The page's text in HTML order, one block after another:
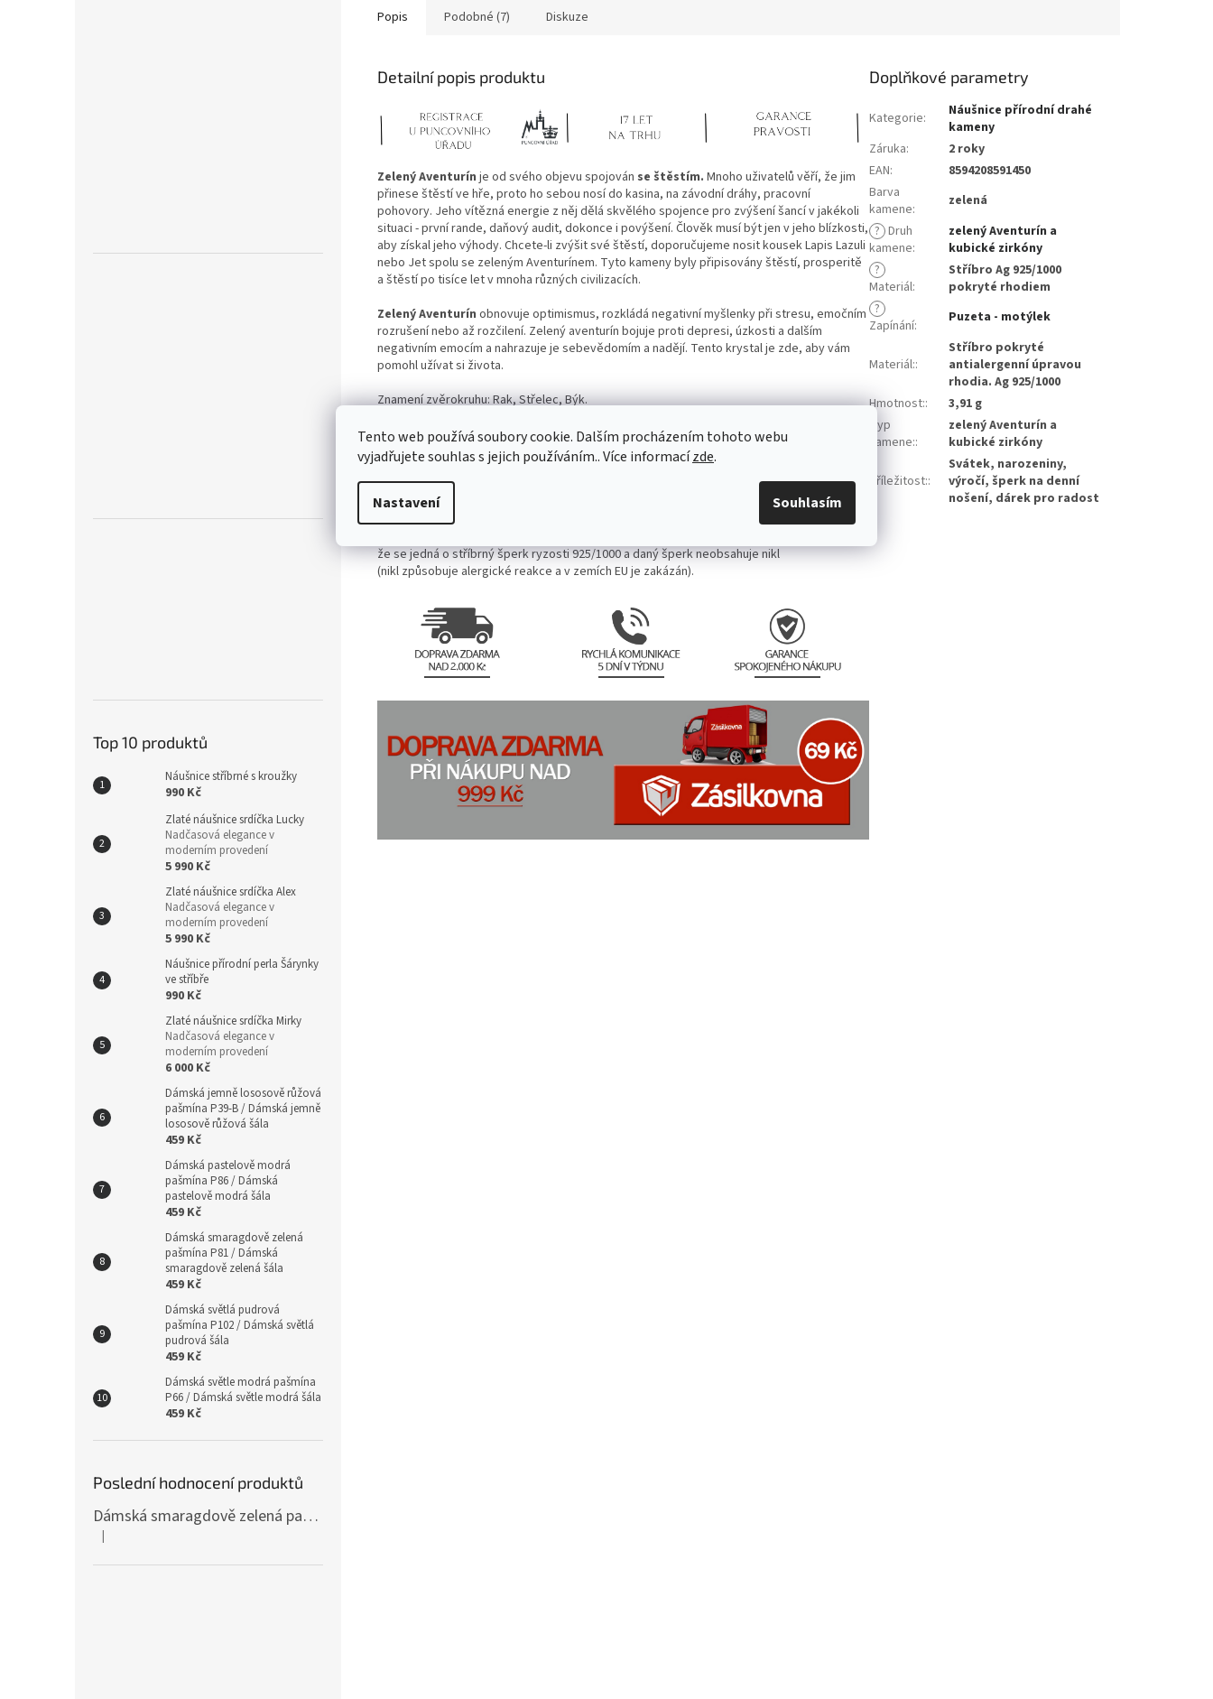
Tento web používá soubory cookie. Dalším procházením tohoto webu
vyjadřujete souhlas s jejich používáním.. Více informacízde.
Nastavení Souhlasím
Top 10 produktů
Náušnice stříbrné s kroužky
990 Kč
Zlaté náušnice srdíčka Lucky
Nadčasová elegance v
moderním provedení
5 990 Kč
Zlaté náušnice srdíčka Alex
Nadčasová elegance v
moderním provedení
5 990 Kč
Náušnice přírodní perla Šárynky
ve stříbře
990 Kč
Zlaté náušnice srdíčka Mirky
Nadčasová elegance v
moderním provedení
6 000 Kč
Dámská jemně lososově růžová
pašmína P39-B / Dámská jemně
lososově růžová šála
459 Kč
Dámská pastelově modrá
pašmína P86 / Dámská
pastelově modrá šála
459 Kč
Dámská smaragdově zelená
pašmína P81 / Dámská
smaragdově zelená šála
459 Kč
Dámská světlá pudrová
pašmína P102 / Dámská světlá
pudrová šála
459 Kč
Dámská světle modrá pašmína
P66 / Dámská světle modrá šála
459 Kč
Poslední hodnocení produktů
Dámská smaragdově zelená pašmína P81 / Dámská smaragdově zelená šála
Hodnocení produktu je 4 z 5 hvězdiček.
|
Popis Podobné (7) Diskuze
Detailní popis produktu
Zelený Aventurín je od svého objevu spojován se štěstím. Mnoho uživatelů věří, že jim
přinese štěstí ve hře, proto ho sebou nosí do kasina, na závodní dráhy, pracovní
pohovory. Jeho vítězná energie z něj dělá skvělého spojence pro zvýšení šancí v jakékoli
situaci - první rande, daňový audit, dokonce i povýšení. Člověk musí být jen v jeho blízkosti,
aby získal jeho výhody. Chcete-li zvýšit své štěstí, doporučujeme nosit kousek Lapis Lazuli
nebo Jet spolu se zeleným Aventurínem. Tyto kameny byly připisovány štěstí, prosperitě
a štěstí po tisíce let v mnoha různých civilizacích.
Zelený Aventurín obnovuje optimismus, rozkládá negativní myšlenky při stresu, emočním
rozrušení nebo až rozčilení. Zelený aventurín bojuje proti depresi, úzkosti a dalším
negativním emocím a nahrazuje je sebevědomím a nadějí. Tento krystal je zde, aby vám
pomohl užívat si života.
Znamení zvěrokruhu: Rak, Střelec, Býk.
Šperk Naomi Vám vždy připomene speciální příležitost, kdy jste ho dali darem někomu, na
kom Vám záleží a nebo udělali radost prostě sobě.
Tento stříbrný šperk je dodáván v krásné
dárkové krabičce s certifikátem o pravosti
kamenů.
že se jedná o stříbrný šperk ryzosti 925/1000 a daný šperk neobsahuje nikl
(nikl způsobuje alergické reakce a v zemích EU je zakázán).
Doplňkové parametry
Kategorie:
Náušnice přírodní drahé
kameny
Záruka:
2 roky
EAN:
8594208591450
Barva
kamene:
zelená
? Druh
kamene:
zelený Aventurín a
kubické zirkóny
?
Materiál:
Stříbro Ag 925/1000
pokryté rhodiem
?
Zapínání: Puzeta - motýlek
Materiál::
Stříbro pokryté
antialergenní úpravou
rhodia. Ag 925/1000
Hmotnost::
3,91 g
Typ
kamene::
zelený Aventurín a
kubické zirkóny
Příležitost::
Svátek, narozeniny,
výročí, šperk na denní
nošení, dárek pro radost